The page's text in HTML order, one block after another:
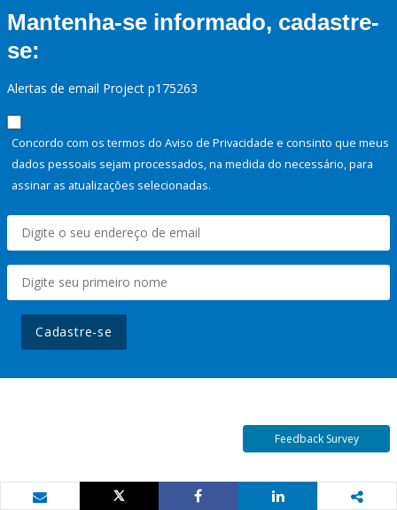
Mantenha-se informado, cadastre-
se:
Alertas de email Project p175263
Concordo com os termos do Aviso de Privacidade e consinto que meus
dados pessoais sejam processados, na medida do necessário, para
assinar as atualizações selecionadas.
Cadastre-se
Feedback Survey